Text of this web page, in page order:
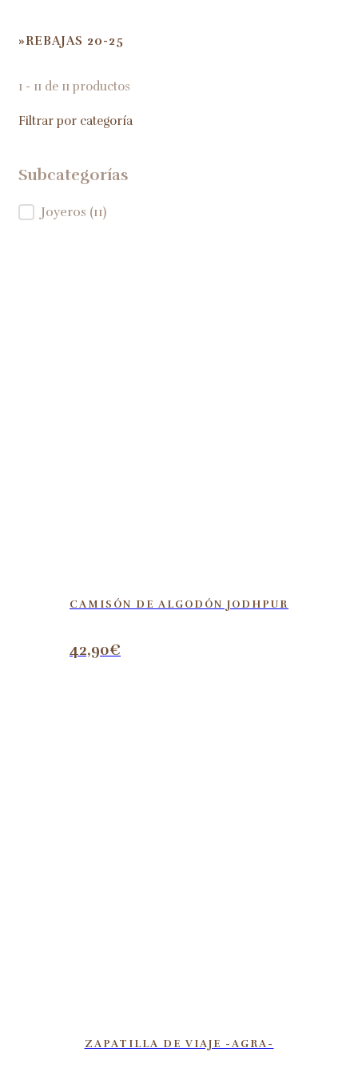
HOME
REBAJAS 20-25
1 - 11 de 11 productos
Filtrar por categoría
Subcategorías
Subcategorías
Joyeros (11)
CAMISÓN DE ALGODÓN JODHPUR
42,90€
ZAPATILLA DE VIAJE -AGRA-